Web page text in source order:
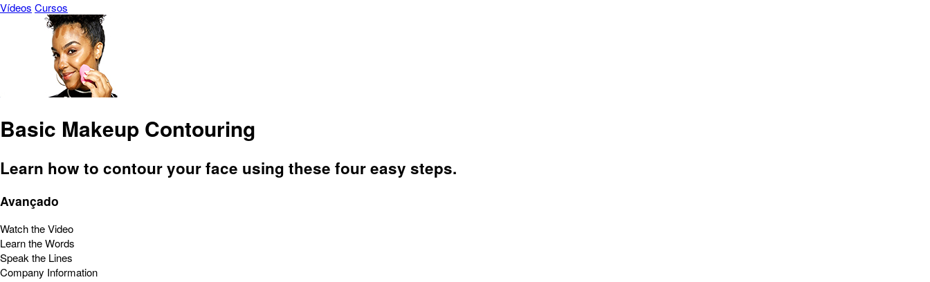
Vídeos Cursos
Basic Makeup Contouring
Learn how to contour your face using these four easy steps.
Avançado
Watch the Video
Learn the Words
Speak the Lines
Company Information